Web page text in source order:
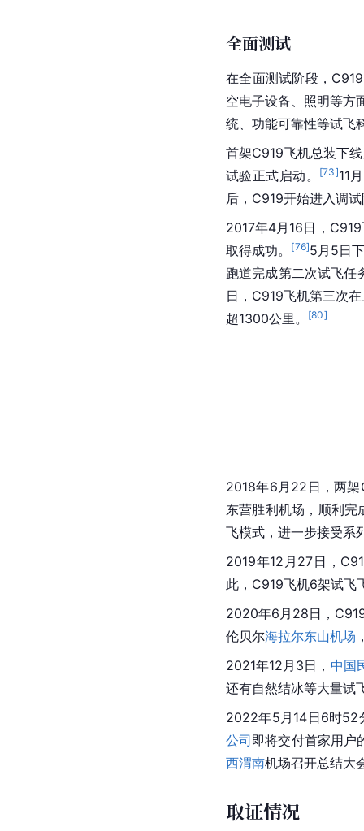
全面测试
在全面测试阶段，
空电子设备、照明等方
统、功能可靠性等试飞
首架C919飞机总装下
试验正式启动。
[73]11
后，C919开始进入调
2017年4月16日，
取得成功。
[76]5月5日
跑道完成第二次试飞
日，C919飞机第三次
超1300公里。
[80]
2018年6月22日，两
东营胜利机场，顺利
飞模式，进一步接受系
2019年12月27日，
此，C919飞机6架试飞
2020年6月28日，
伦贝尔海拉尔东山机场
2021年12月3日， 中国
还有自然结冰等大量试
2022年5月14日6时52
公司即将交付首家用户
西渭南机场召开总结大
取证情况